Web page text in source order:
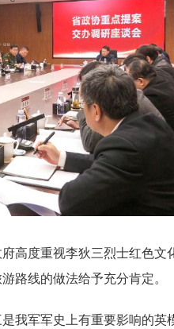
高度重视李狄三烈士红色文
路线的做法给予充分肯定。
我军军史上有重要影响的